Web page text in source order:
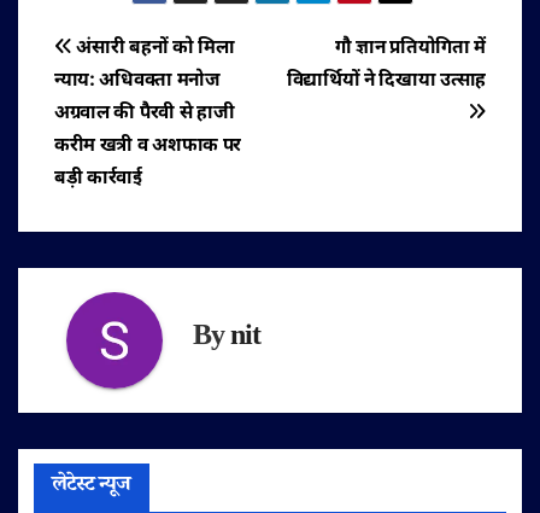
पोस्ट
नेविगेशन
गौ ज्ञान प्रतियोगिता में
विद्यार्थियों ने दिखाया उत्साह
अंसारी बहनों को मिला
न्याय: अधिवक्ता मनोज
अग्रवाल की पैरवी से हाजी
करीम खत्री व अशफाक पर
बड़ी कार्रवाई
Bynit
लेटेस्ट न्यूज